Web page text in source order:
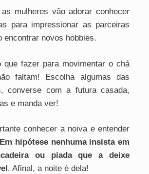
mulheres vão adorar conhecer
para impressionar as parceiras
encontrar novos hobbies.
que fazer para movimentar o chá
faltam! Escolha algumas das
converse com a futura casada,
e manda ver!
conhecer a noiva e entender
Em hipótese nenhuma insista em
ou piada que a deixe
. Afinal, a noite é dela!